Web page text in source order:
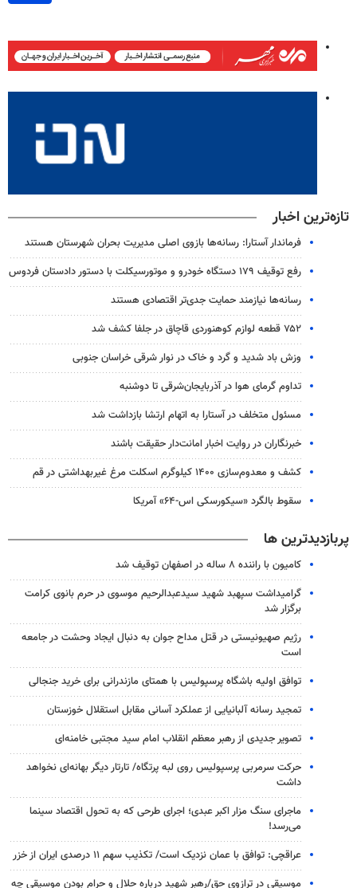
تازه‌ترین اخبار
فرماندار آستارا: رسانه‌ها بازوی اصلی مدیریت بحران شهرستان هستند
رفع توقیف ۱۷۹ دستگاه خودرو و موتورسیکلت با دستور دادستان فردوس
رسانه‌ها نیازمند حمایت جدی‌تر اقتصادی هستند
۷۵۲ قطعه لوازم کوهنوردی قاچاق در جلفا کشف شد
وزش باد شدید و گرد و خاک در نوار شرقی خراسان جنوبی
تداوم گرمای هوا در آذربایجان‌شرقی تا دوشنبه
مسئول متخلف در آستارا به اتهام ارتشا بازداشت شد
خبرنگاران در روایت اخبار امانت‌دار حقیقت باشند
کشف و معدوم‌سازی ۱۴۰۰ کیلوگرم اسکلت مرغ غیربهداشتی در قم
سقوط بالگرد «سیکورسکی اس-۶۴» آمریکا
پربازدیدترین ها
کامیون با راننده ۸ ساله در اصفهان توقیف شد
گرامیداشت سپهبد شهید سیدعبدالرحیم موسوی در حرم بانوی کرامت
برگزار شد
رژیم صهیونیستی در قتل مداح جوان به دنبال ایجاد وحشت در جامعه
است
توافق اولیه باشگاه پرسپولیس با همتای مازندرانی برای خرید جنجالی
تمجید رسانه آلبانیایی از عملکرد آسانی مقابل استقلال خوزستان
تصویر جدیدی از رهبر معظم انقلاب امام سید مجتبی خامنه‌ای
حرکت سرمربی پرسپولیس روی لبه پرتگاه/ تارتار دیگر بهانه‌ای نخواهد
داشت
ماجرای سنگ مزار اکبر عبدی؛ اجرای طرحی که به تحول اقتصاد سینما
می‌رسد!
عراقچی: توافق با عمان نزدیک است/ تکذیب سهم ۱۱ درصدی ایران از خزر
موسیقی در ترازوی حق/رهبر شهید درباره حلال و حرام بودن موسیقی چه